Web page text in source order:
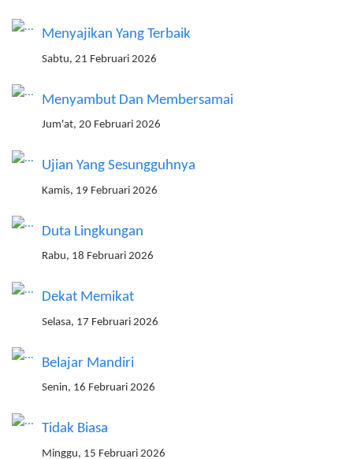
Menyajikan Yang Terbaik
Sabtu, 21 Februari 2026
Menyambut Dan Membersamai
Jum'at, 20 Februari 2026
Ujian Yang Sesungguhnya
Kamis, 19 Februari 2026
Duta Lingkungan
Rabu, 18 Februari 2026
Dekat Memikat
Selasa, 17 Februari 2026
Belajar Mandiri
Senin, 16 Februari 2026
Tidak Biasa
Minggu, 15 Februari 2026